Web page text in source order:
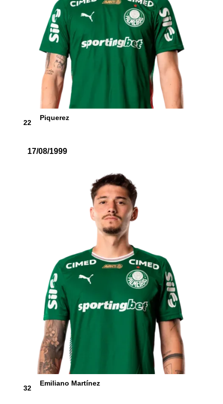
22
Piquerez
17/08/1999
32
Emiliano Martínez